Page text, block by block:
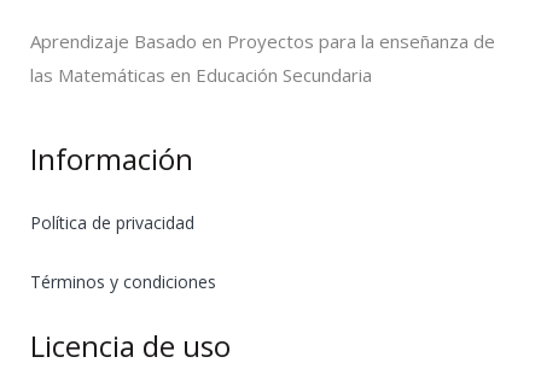
Aprendizaje Basado en Proyectos para la enseñanza de
las Matemáticas en Educación Secundaria
Información
Política de privacidad
Términos y condiciones
Licencia de uso